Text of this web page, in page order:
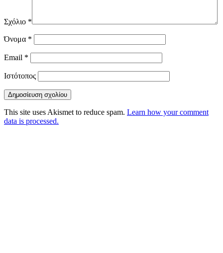
Σχόλιο *
Όνομα *
Email *
Ιστότοπος
This site uses Akismet to reduce spam. Learn how your comment
data is processed.